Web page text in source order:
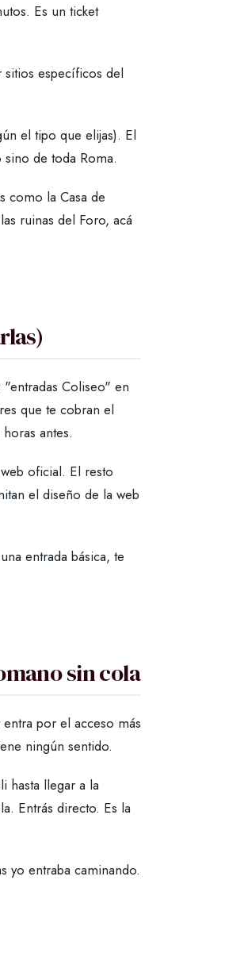
Es un ticket
específicos del
el tipo que elijas). El
de toda Roma.
como la Casa de
ruinas del Foro, acá
"entradas Coliseo" en
que te cobran el
antes.
oficial. El resto
el diseño de la web
entrada básica, te
sin cola
por el acceso más
ningún sentido.
hasta llegar a la
Entrás directo. Es la
yo entraba caminando.